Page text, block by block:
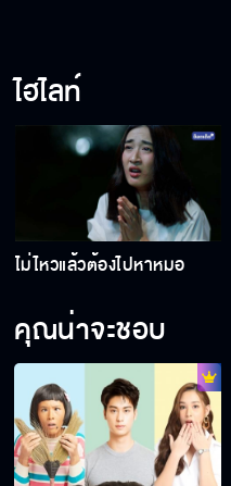
ท่าทาง
ความ
ฉันทำเ
ไฮไลท์
ไม่ไหวแล้วต้องไปหาหมอ
คุณน่าจะชอบ